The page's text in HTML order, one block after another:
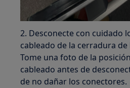
2. Desconecte con cuidado
cableado de la cerradura
Tome una foto de la
cableado antes de
de no dañar los conectores.